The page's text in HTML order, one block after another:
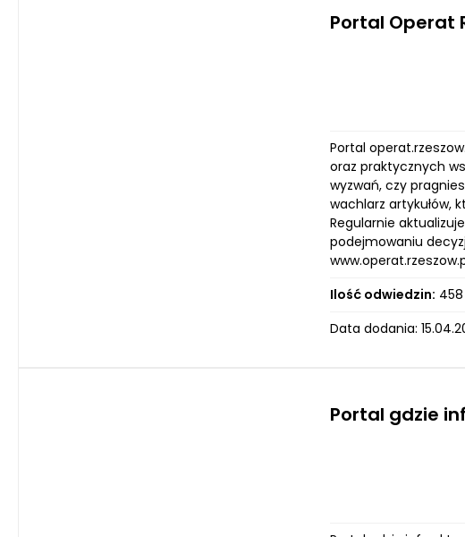
Portal Operat
Portal
oraz praktycznych
wyzwań, czy
wachlarz artykułów,
Regularnie
podejmowaniu
Ilość odwiedzin: 458
Data dodania:
Portal gdzie